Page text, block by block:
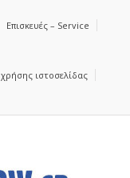
Επισκευές – Service
ιστοσελίδας